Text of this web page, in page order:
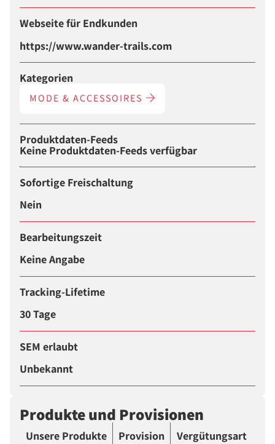
Webseite für Endkunden
https://www.wander-trails.com
Kategorien
MODE & ACCESSOIRES
Produktdaten-Feeds
Keine Produktdaten-Feeds verfügbar
Sofortige Freischaltung
Nein
Bearbeitungszeit
Keine Angabe
Tracking-Lifetime
30 Tage
SEM erlaubt
Unbekannt
Produkte und Provisionen
Unsere Produkte Provision
Vergütungsart